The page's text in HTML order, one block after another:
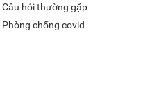
Câu hỏi thường gặp
Phòng chống covid